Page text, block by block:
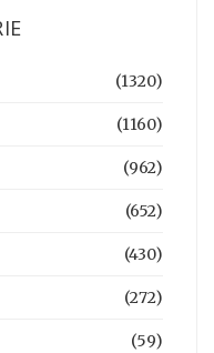
(1320)
(1160)
(962)
(652)
(430)
(272)
(59)